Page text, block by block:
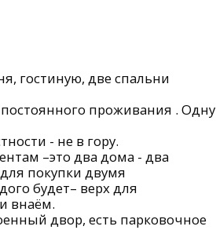
гостиную, две спальни
пpoживания . Одну
- не в гору.
–это два дома - два
покупки двумя
будет– верх для
внаём.
двор, есть парковочное